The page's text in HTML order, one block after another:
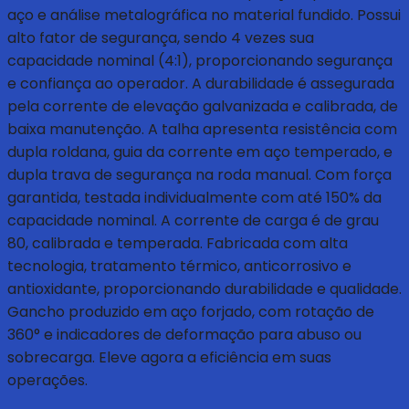
aço e análise metalográfica no material fundido. Possui
alto fator de segurança, sendo 4 vezes sua
capacidade nominal (4:1), proporcionando segurança
e confiança ao operador. A durabilidade é assegurada
pela corrente de elevação galvanizada e calibrada, de
baixa manutenção. A talha apresenta resistência com
dupla roldana, guia da corrente em aço temperado, e
dupla trava de segurança na roda manual. Com força
garantida, testada individualmente com até 150% da
capacidade nominal. A corrente de carga é de grau
80, calibrada e temperada. Fabricada com alta
tecnologia, tratamento térmico, anticorrosivo e
antioxidante, proporcionando durabilidade e qualidade.
Gancho produzido em aço forjado, com rotação de
360° e indicadores de deformação para abuso ou
sobrecarga. Eleve agora a eficiência em suas
operações.